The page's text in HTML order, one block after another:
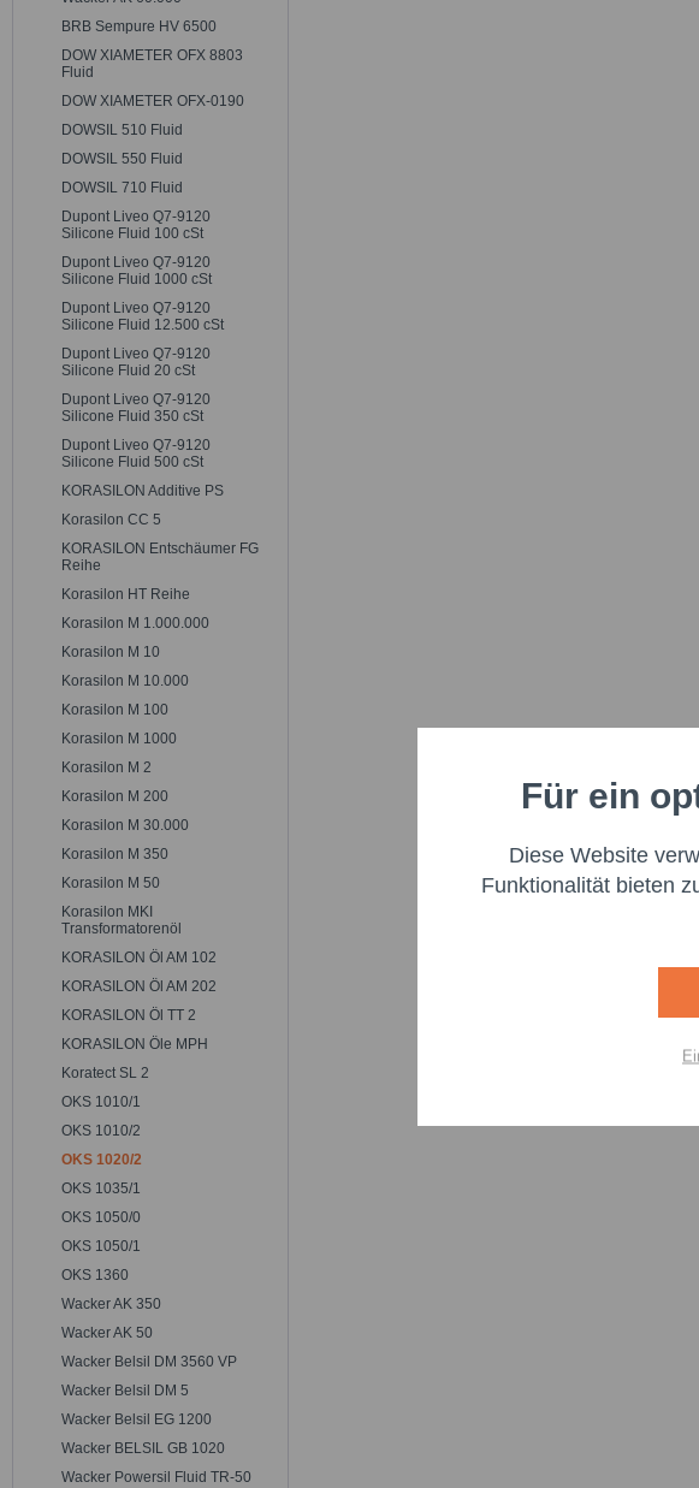
BRB Sempure HV 6500
DOW XIAMETER OFX 8803
Fluid
DOW XIAMETER OFX-0190
DOWSIL 510 Fluid
DOWSIL 550 Fluid
DOWSIL 710 Fluid
Dupont Liveo Q7-9120
Silicone Fluid 100 cSt
Dupont Liveo Q7-9120
Silicone Fluid 1000 cSt
Dupont Liveo Q7-9120
Silicone Fluid 12.500 cSt
Dupont Liveo Q7-9120
Silicone Fluid 20 cSt
Dupont Liveo Q7-9120
Silicone Fluid 350 cSt
Dupont Liveo Q7-9120
Silicone Fluid 500 cSt
KORASILON Additive PS
Korasilon CC 5
KORASILON Entschäumer FG
Reihe
Korasilon HT Reihe
Korasilon M 1.000.000
Korasilon M 10
Korasilon M 10.000
Korasilon M 100
Korasilon M 1000
Korasilon M 2
Korasilon M 200
Korasilon M 30.000
Korasilon M 350
Korasilon M 50
Korasilon MKI
Transformatorenöl
KORASILON Öl AM 102
KORASILON Öl AM 202
KORASILON Öl TT 2
KORASILON Öle MPH
Koratect SL 2
OKS 1010/1
OKS 1010/2
OKS 1020/2
OKS 1035/1
OKS 1050/0
OKS 1050/1
OKS 1360
Wacker AK 350
Wacker AK 50
Wacker Belsil DM 3560 VP
Wacker Belsil DM 5
Wacker Belsil EG 1200
Wacker BELSIL GB 1020
Wacker Powersil Fluid TR-50
Funktionale
Marketing
Für ein
Diese Website
Funktionalität bieten